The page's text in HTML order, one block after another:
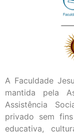
A Faculdade
mantida pela
Assistência
privado sem
educativa,